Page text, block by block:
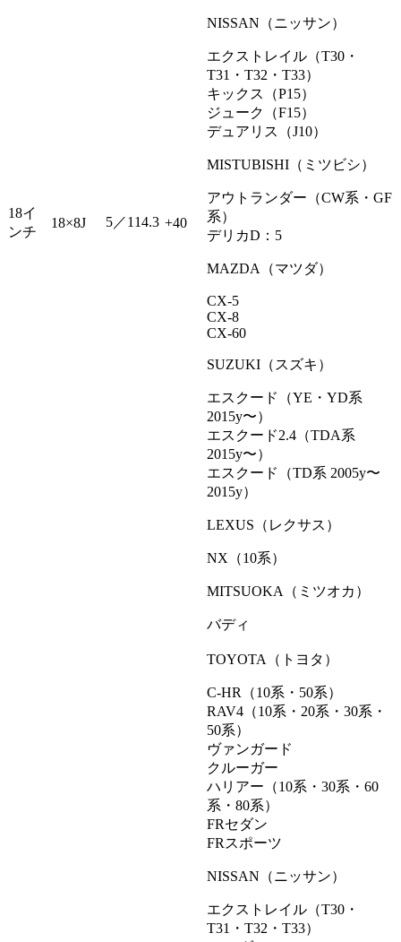
18イ
ンチ
18×8J 5／114.3 +40
NISSAN（ニッサン）
エクストレイル（T30・
T31・T32・T33）
キックス（P15）
ジューク（F15）
デュアリス（J10）
MISTUBISHI（ミツビシ）
アウトランダー（CW系・GF
系）
デリカD：5
MAZDA（マツダ）
CX-5
CX-8
CX-60
SUZUKI（スズキ）
エスクード（YE・YD系
2015y〜）
エスクード2.4（TDA系
2015y〜）
エスクード（TD系 2005y〜
2015y）
LEXUS（レクサス）
NX（10系）
MITSUOKA（ミツオカ）
バディ
TOYOTA（トヨタ）
C-HR（10系・50系）
RAV4（10系・20系・30系・
50系）
ヴァンガード
クルーガー
ハリアー（10系・30系・60
系・80系）
FRセダン
FRスポーツ
NISSAN（ニッサン）
エクストレイル（T30・
T31・T32・T33）